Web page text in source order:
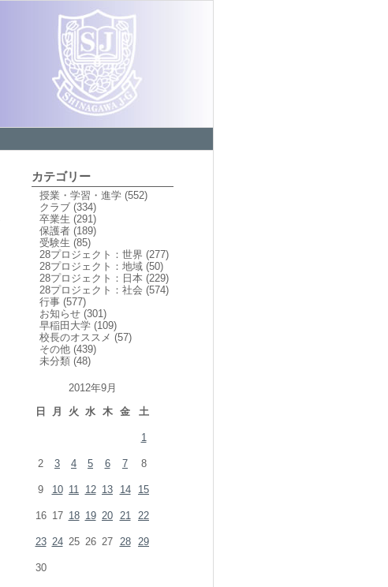
カテゴリー
授業・学習・進学 (552)
クラブ (334)
卒業生 (291)
保護者 (189)
受験生 (85)
28プロジェクト：世界 (277)
28プロジェクト：地域 (50)
28プロジェクト：日本 (229)
28プロジェクト：社会 (574)
行事 (577)
お知らせ (301)
早稲田大学 (109)
校長のオススメ (57)
その他 (439)
未分類 (48)
2012年9月
日
月 火 水 木 金 土
1
2 3 4 5 6 7 8
9 10 11 12 13 14 15
16 17 18 19 20 21 22
23 24 25 26 27 28 29
30